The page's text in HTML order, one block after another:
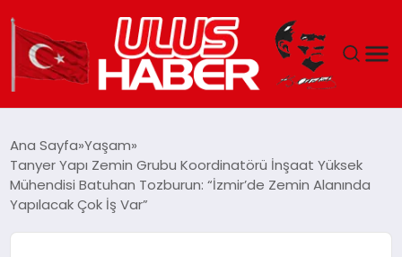
DÜNYA
Ana Sayfa Yaşam
Tanyer Yapı Zemin Grubu Koordinatörü İnşaat Yüksek
Mühendisi Batuhan Tozburun: “İzmir’de Zemin Alanında
Yapılacak Çok İş Var”